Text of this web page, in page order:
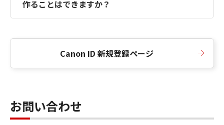
作ることはできますか？
Canon ID 新規登録ページ
お問い合わせ